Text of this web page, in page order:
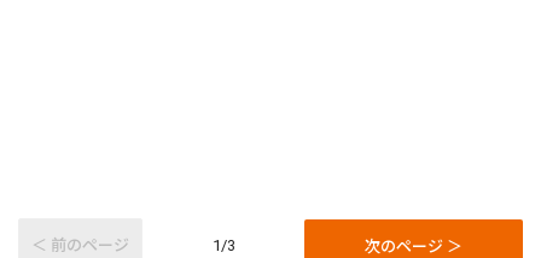
＜ 前のページ 1/3 次のページ ＞